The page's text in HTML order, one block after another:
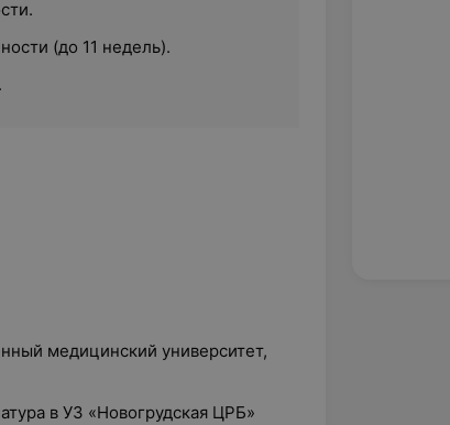
(до 11 недель).
медицинский университет,
в УЗ «Новогрудская ЦРБ»